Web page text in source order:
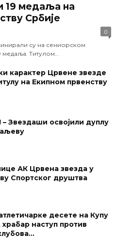
19 медаља на
Србије
0
су на сениорском
Титулом...
карактер Црвене звезде
на Екипном првенству
– Звездаши освојили дуплу
АК Црвена звезда у
Спортског друштва
десете на Купу
наступ против